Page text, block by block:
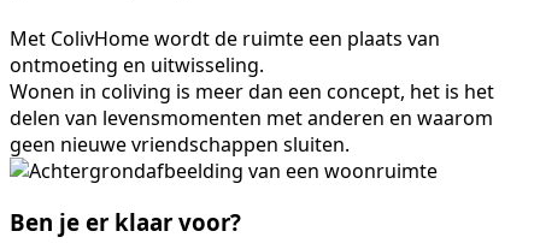
Met ColivHome wordt de ruimte een plaats van
ontmoeting en uitwisseling.
Wonen in coliving is meer dan een concept, het is het
delen van levensmomenten met anderen en waarom
geen nieuwe vriendschappen sluiten.
Ben je er klaar voor?